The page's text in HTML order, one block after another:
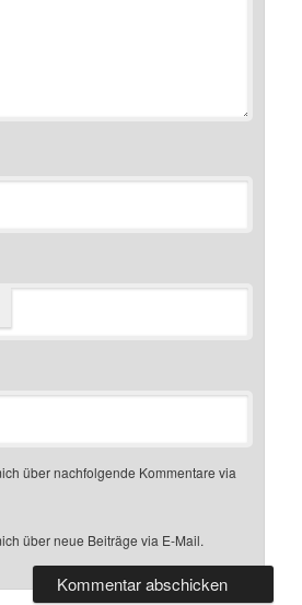
über nachfolgende Kommentare via
über neue Beiträge via E-Mail.